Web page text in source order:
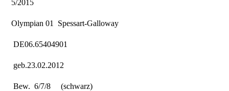
5/2015
Olympian 01 Spessart-Galloway
DE06.65404901
geb.23.02.2012
Bew. 6/7/8 (schwarz)